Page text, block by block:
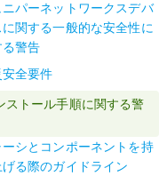
ニパーネットワークスデバ
関する一般的な安全性に
警告
全要件
ストール手順に関する警
ーシとコンポーネントを持
る際のガイドライン